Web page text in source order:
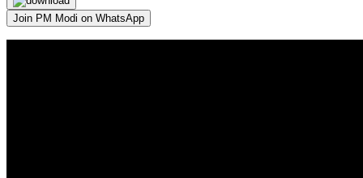
Join PM Modi on WhatsApp